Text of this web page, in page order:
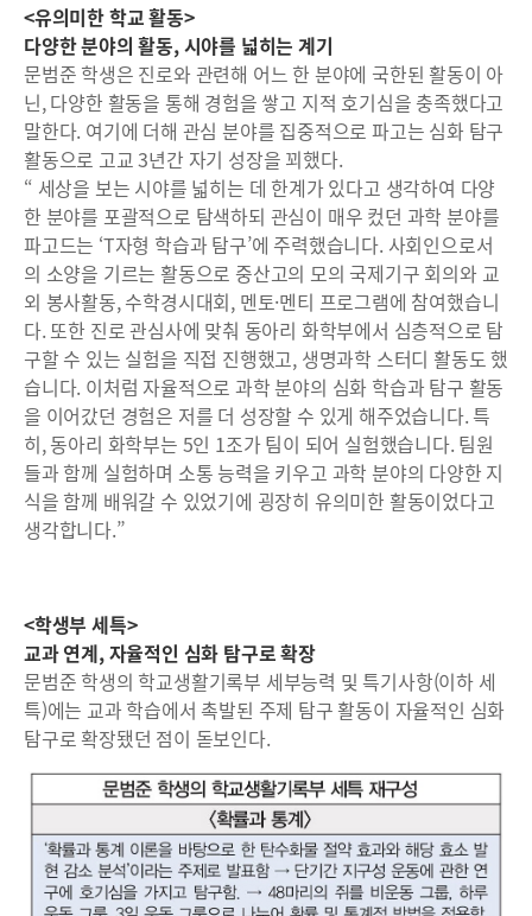
<유의미한 학교 활동>
다양한 분야의 활동, 시야를 넓히는 계기
문범준 학생은 진로와 관련해 어느 한 분야에 국한된 활동이 아
닌, 다양한 활동을 통해 경험을 쌓고 지적 호기심을 충족했다고
말한다. 여기에 더해 관심 분야를 집중적으로 파고는 심화 탐구
활동으로 고교 3년간 자기 성장을 꾀했다.
“ 세상을 보는 시야를 넓히는 데 한계가 있다고 생각하여 다양
한 분야를 포괄적으로 탐색하되 관심이 매우 컸던 과학 분야를
파고드는 ‘T자형 학습과 탐구’에 주력했습니다. 사회인으로서
의 소양을 기르는 활동으로 중산고의 모의 국제기구 회의와 교
외 봉사활동, 수학경시대회, 멘토·멘티 프로그램에 참여했습니
다. 또한 진로 관심사에 맞춰 동아리 화학부에서 심층적으로 탐
구할 수 있는 실험을 직접 진행했고, 생명과학 스터디 활동도 했
습니다. 이처럼 자율적으로 과학 분야의 심화 학습과 탐구 활동
을 이어갔던 경험은 저를 더 성장할 수 있게 해주었습니다. 특
히, 동아리 화학부는 5인 1조가 팀이 되어 실험했습니다. 팀원
들과 함께 실험하며 소통 능력을 키우고 과학 분야의 다양한 지
식을 함께 배워갈 수 있었기에 굉장히 유의미한 활동이었다고
생각합니다.”
<학생부 세특>
교과 연계, 자율적인 심화 탐구로 확장
문범준 학생의 학교생활기록부 세부능력 및 특기사항(이하 세
특)에는 교과 학습에서 촉발된 주제 탐구 활동이 자율적인 심화
탐구로 확장됐던 점이 돋보인다.